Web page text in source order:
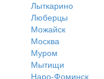
Лыткарино
Люберцы
Можайск
Москва
Муром
Мытищи
Наро-Фоминск